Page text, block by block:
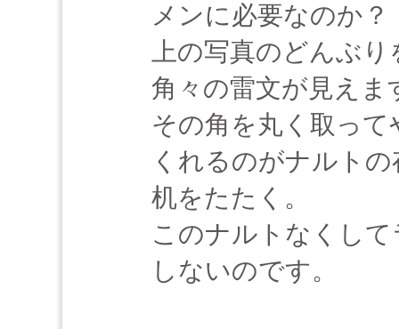
メンに必要なのか
上の写真のどんぶ
角々の雷文が見えま
その角を丸く取っ
くれるのがナルト
机をたたく。
このナルトなくし
しないのです。